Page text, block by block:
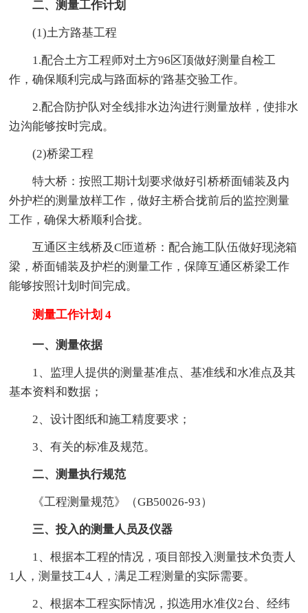
二、测量工作计划
(1)土方路基工程
1.配合土方工程师对土方96区顶做好测量自检工
作，确保顺利完成与路面标的'路基交验工作。
2.配合防护队对全线排水边沟进行测量放样，使排水
边沟能够按时完成。
(2)桥梁工程
特大桥：按照工期计划要求做好引桥桥面铺装及内
外护栏的测量放样工作，做好主桥合拢前后的监控测量
工作，确保大桥顺利合拢。
互通区主线桥及C匝道桥：配合施工队伍做好现浇箱
梁，桥面铺装及护栏的测量工作，保障互通区桥梁工作
能够按照计划时间完成。
测量工作计划 4
一、测量依据
1、监理人提供的测量基准点、基准线和水准点及其
基本资料和数据；
2、设计图纸和施工精度要求；
3、有关的标准及规范。
二、测量执行规范
《工程测量规范》（GB50026-93）
三、投入的测量人员及仪器
1、根据本工程的情况，项目部投入测量技术负责人
1人，测量技工4人，满足工程测量的实际需要。
2、根据本工程实际情况，拟选用水准仪2台、经纬